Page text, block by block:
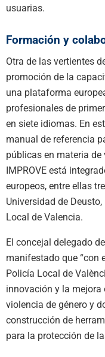
usuarias.
Formación y
Otra de las vertientes
promoción de la
una plataforma
profesionales de
en siete idiomas. En
manual de referencia
públicas en materia de
IMPROVE está
europeos, entre ellas
Universidad de
Local de Valencia.
El concejal delegado
manifestado que “con
Policía Local de Val è
innovación y la
violencia de género y
construcción de
para la protección de